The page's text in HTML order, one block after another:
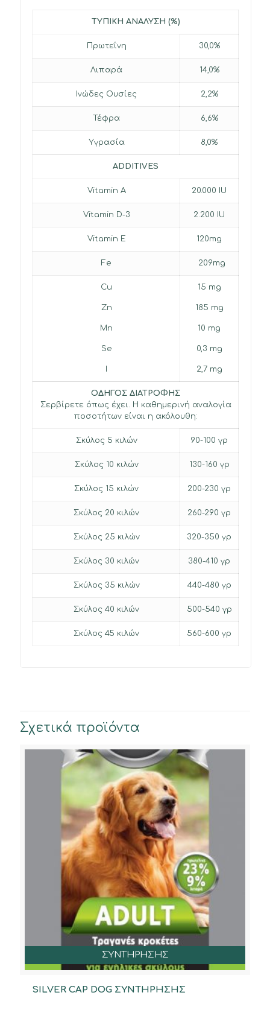
ΤΥΠΙΚΗ ΑΝΑΛΥΣΗ (%)
Πρωτεΐνη 30,0%
Λιπαρά 14,0%
Ινώδες Ουσίες 2,2%
Τέφρα 6,6%
Υγρασία 8,0%
ADDITIVES
Vitamin Α 20.000 IU
Vitamin D-3 2.200 IU
Vitamin Ε 120mg
Fe 209mg
Cu
Zn
Mn
Se
I
15 mg
185 mg
10 mg
0,3 mg
2,7 mg
ΟΔΗΓΟΣ ΔΙΑΤΡΟΦΗΣ
Σερβίρετε όπως έχει. Η καθημερινή αναλογία
ποσοτήτων είναι η ακόλουθη:
Σκύλος 5 κιλών 90-100 γρ
Σκύλος 10 κιλών 130-160 γρ
Σκύλος 15 κιλών 200-230 γρ
Σκύλος 20 κιλών 260-290 γρ
Σκύλος 25 κιλών 320-350 γρ
Σκύλος 30 κιλών 380-410 γρ
Σκύλος 35 κιλών 440-480 γρ
Σκύλος 40 κιλών 500-540 γρ
Σκύλος 45 κιλών 560-600 γρ
Σχετικά προϊόντα
ΣΥΝΤΗΡΗΣΗΣ
SILVER CAP DOG ΣΥΝΤΗΡΗΣΗΣ